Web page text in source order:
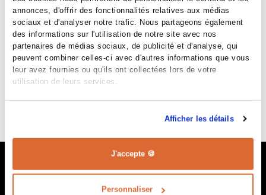
annonces, d'offrir des fonctionnalités relatives aux médias
sociaux et d'analyser notre trafic. Nous partageons également
des informations sur l'utilisation de notre site avec nos
partenaires de médias sociaux, de publicité et d'analyse, qui
peuvent combiner celles-ci avec d'autres informations que vous
leur avez fournies ou qu'ils ont collectées lors de votre
utilisation de leurs services.
Afficher les détails
J'accepte 🍪
Personnaliser
Poser les sols des chambres
Décorer votre int
Brancher, raccorder, réaliser le chemin d'accès
définitif à la construction